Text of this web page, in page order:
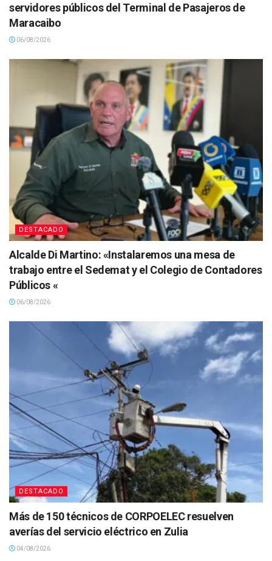
servidores públicos del Terminal de Pasajeros de
Maracaibo
06/08/2026
DESTACADO
Alcalde Di Martino: «Instalaremos una mesa de
trabajo entre el Sedemat y el Colegio de Contadores
Públicos «
06/08/2026
DESTACADO
Más de 150 técnicos de CORPOELEC resuelven
averías del servicio eléctrico en Zulia
04/08/2026